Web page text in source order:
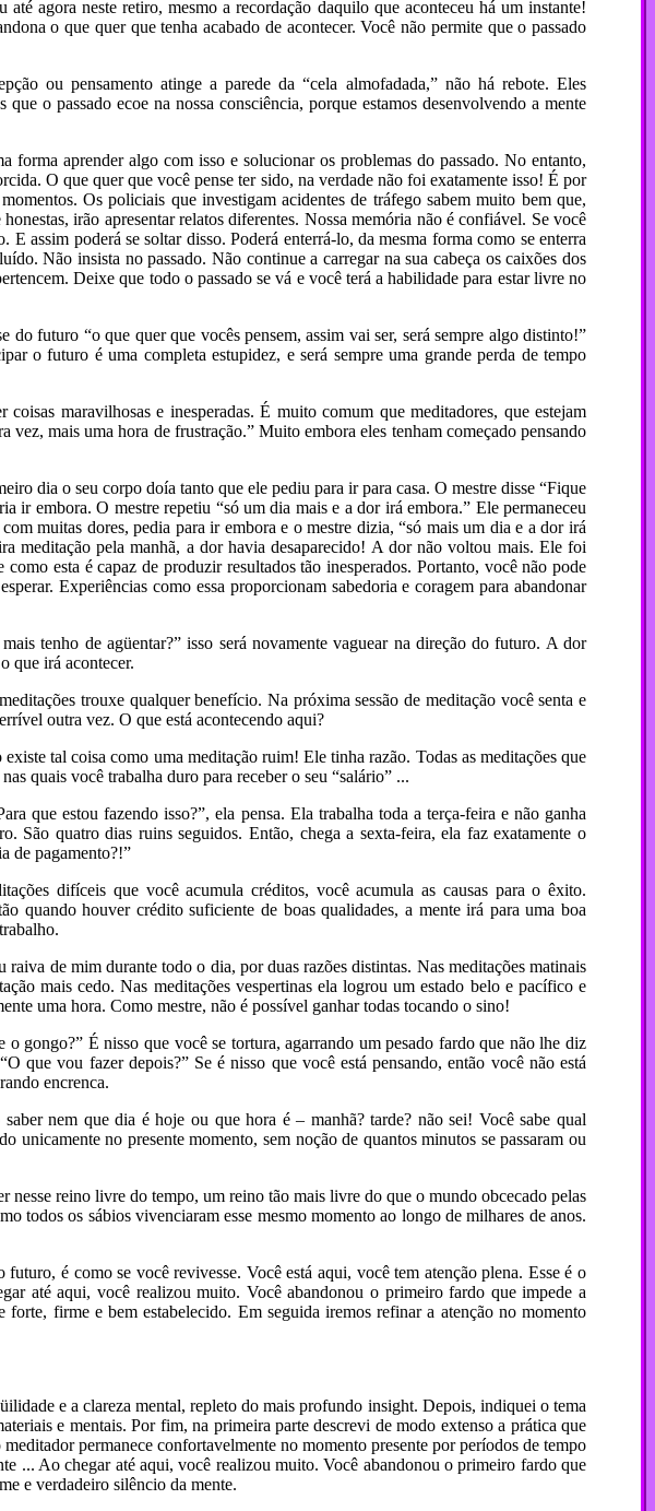
agora neste retiro, mesmo a recordação daquilo que aconteceu há um instante!
o que quer que tenha acabado de acontecer. Você não permite que o passado
ou pensamento atinge a parede da “cela almofadada,” não há rebote. Eles
o passado ecoe na nossa consciência, porque estamos desenvolvendo a mente
forma aprender algo com isso e solucionar os problemas do passado. No entanto,
O que quer que você pense ter sido, na verdade não foi exatamente isso! É por
Os policiais que investigam acidentes de tráfego sabem muito bem que,
irão apresentar relatos diferentes. Nossa memória não é confiável. Se você
assim poderá se soltar disso. Poderá enterrá-lo, da mesma forma como se enterra
Não insista no passado. Não continue a carregar na sua cabeça os caixões dos
Deixe que todo o passado se vá e você terá a habilidade para estar livre no
futuro “o que quer que vocês pensem, assim vai ser, será sempre algo distinto!”
o futuro é uma completa estupidez, e será sempre uma grande perda de tempo
maravilhosas e inesperadas. É muito comum que meditadores, que estejam
mais uma hora de frustração.” Muito embora eles tenham começado pensando
dia o seu corpo doía tanto que ele pediu para ir para casa. O mestre disse “Fique
embora. O mestre repetiu “só um dia mais e a dor irá embora.” Ele permaneceu
muitas dores, pedia para ir embora e o mestre dizia, “só mais um dia e a dor irá
meditação pela manhã, a dor havia desaparecido! A dor não voltou mais. Ele foi
esta é capaz de produzir resultados tão inesperados. Portanto, você não pode
Experiências como essa proporcionam sabedoria e coragem para abandonar
tenho de agüentar?” isso será novamente vaguear na direção do futuro. A dor
que irá acontecer.
trouxe qualquer benefício. Na próxima sessão de meditação você senta e
outra vez. O que está acontecendo aqui?
tal coisa como uma meditação ruim! Ele tinha razão. Todas as meditações que
quais você trabalha duro para receber o seu “salário” ...
que estou fazendo isso?”, ela pensa. Ela trabalha toda a terça-feira e não ganha
São quatro dias ruins seguidos. Então, chega a sexta-feira, ela faz exatamente o
de pagamento?!”
difíceis que você acumula créditos, você acumula as causas para o êxito.
quando houver crédito suficiente de boas qualidades, a mente irá para uma boa
de mim durante todo o dia, por duas razões distintas. Nas meditações matinais
mais cedo. Nas meditações vespertinas ela logrou um estado belo e pacífico e
uma hora. Como mestre, não é possível ganhar todas tocando o sino!
gongo?” É nisso que você se tortura, agarrando um pesado fardo que não lhe diz
que vou fazer depois?” Se é nisso que você está pensando, então você não está
encrenca.
nem que dia é hoje ou que hora é – manhã? tarde? não sei! Você sabe qual
unicamente no presente momento, sem noção de quantos minutos se passaram ou
reino livre do tempo, um reino tão mais livre do que o mundo obcecado pelas
todos os sábios vivenciaram esse mesmo momento ao longo de milhares de anos.
é como se você revivesse. Você está aqui, você tem atenção plena. Esse é o
até aqui, você realizou muito. Você abandonou o primeiro fardo que impede a
firme e bem estabelecido. Em seguida iremos refinar a atenção no momento
e a clareza mental, repleto do mais profundo insight. Depois, indiquei o tema
e mentais. Por fim, na primeira parte descrevi de modo extenso a prática que
permanece confortavelmente no momento presente por períodos de tempo
... Ao chegar até aqui, você realizou muito. Você abandonou o primeiro fardo que
e verdadeiro silêncio da mente.